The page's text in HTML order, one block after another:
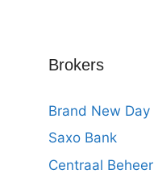
Brokers
Brand New Day
Saxo Bank
Centraal Beheer